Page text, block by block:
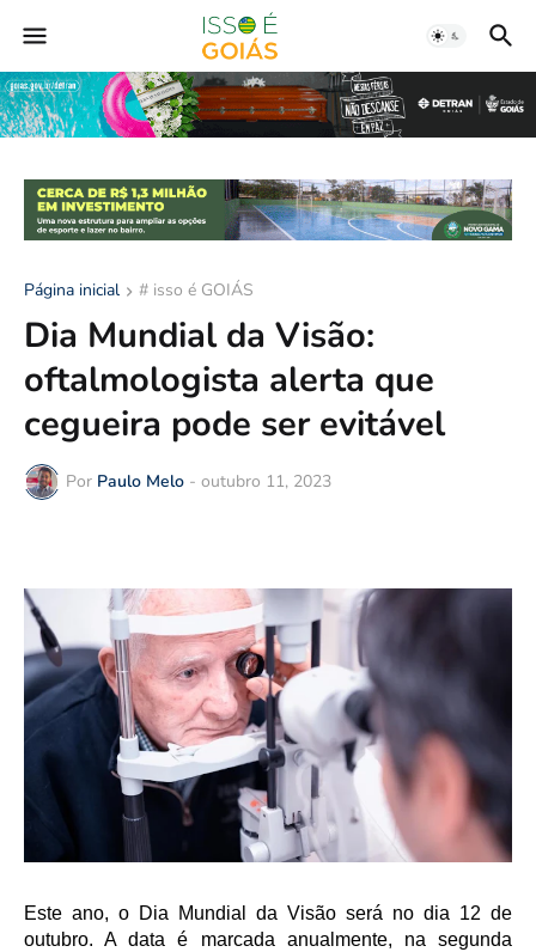
Página inicial # isso é GOIÁS
Dia Mundial da Visão:
oftalmologista alerta que
cegueira pode ser evitável
Por Paulo Melo - outubro 11, 2023
Este ano, o Dia Mundial da Visão será no dia 12 de
outubro. A data é marcada anualmente, na segunda